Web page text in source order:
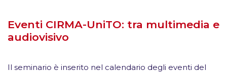
Eventi CIRMA-UniTO: tra multimedia e
audiovisivo
Il seminario è inserito nel calendario degli eventi del